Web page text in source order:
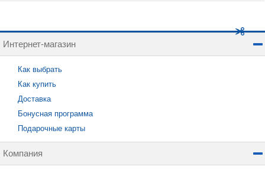
Интернет-магазин
Как выбрать
Как купить
Доставка
Бонусная программа
Подарочные карты
Компания